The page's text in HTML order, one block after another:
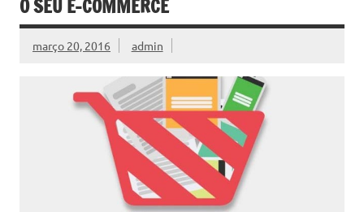
O SEU E-COMMERCE
março 20, 2016 admin